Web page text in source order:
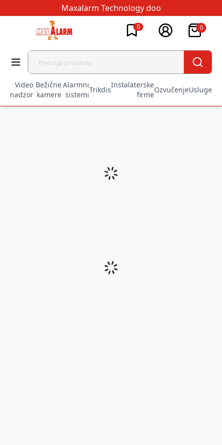
Maxalarm Technology doo
0 0
Video
nadzor
Bežične
kamere
Alarmni
sistemi
Trikdis
Instalaterske
firme
OzvučenjeUsluge